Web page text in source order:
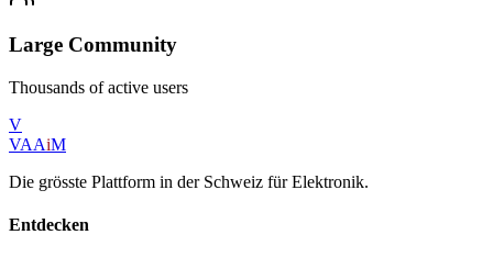
Large Community
Thousands of active users
V
VAAiM
Die grösste Plattform in der Schweiz für Elektronik.
Entdecken